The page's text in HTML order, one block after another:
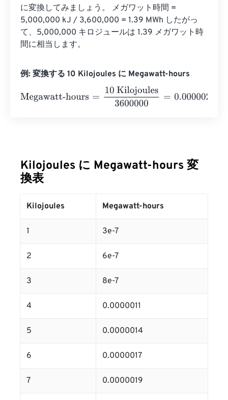
に変換してみましょう。 メガワット時間 =
5,000,000 kJ / 3,600,000 = 1.39 MWh したがっ
て、5,000,000 キロジュールは 1.39 メガワット時
間に相当します。
例: 変換する 10 Kilojoules に Megawatt-hours
Megawatt-hours
10 Kilojoules3600000 0.0000028
Kilojoules に Megawatt-hours 変
換表
Kilojoules Megawatt-hours
1 3e-7
2 6e-7
3 8e-7
4 0.0000011
5 0.0000014
6 0.0000017
7 0.0000019